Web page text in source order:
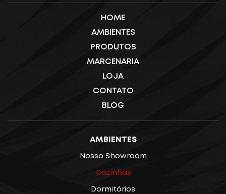
HOME
AMBIENTES
PRODUTOS
MARCENARIA
LOJA
CONTATO
BLOG
AMBIENTES
Nosso Showroom
Cozinhas
Dormitórios